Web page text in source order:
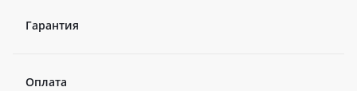
Гарантия
Оплата